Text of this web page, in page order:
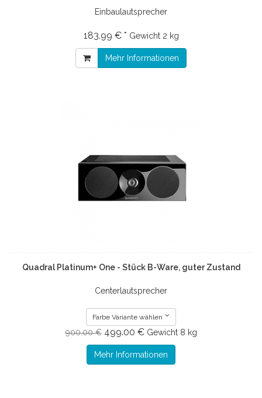
Einbaulautsprecher
183.99 € * Gewicht 2 kg
Mehr Informationen
Quadral Platinum+ One - Stück B-Ware, guter Zustand
Centerlautsprecher
Farbe Variante wählen
900.00 € 499.00 € Gewicht 8 kg
Mehr Informationen